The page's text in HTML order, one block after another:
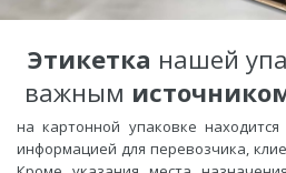
Этикетка нашей
важным
на картонной упаковке
информацией для перевозчика,